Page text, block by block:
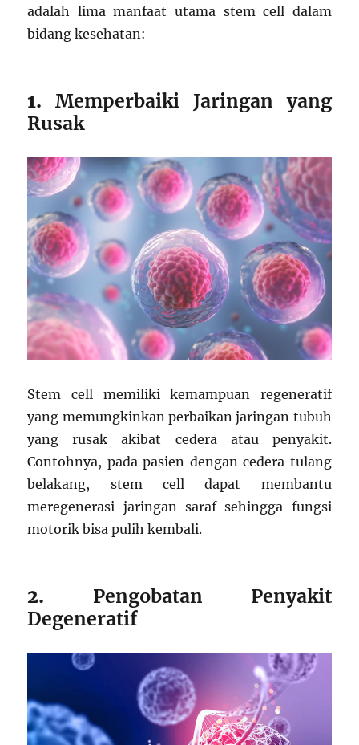
adalah lima manfaat utama stem cell dalam
bidang kesehatan:
1.Memperbaiki Jaringan yang
Rusak
Stem cell memiliki kemampuan regeneratif
yang memungkinkan perbaikan jaringan tubuh
yang rusak akibat cedera atau penyakit.
Contohnya, pada pasien dengan cedera tulang
belakang, stem cell dapat membantu
meregenerasi jaringan saraf sehingga fungsi
motorik bisa pulih kembali.
2. Pengobatan Penyakit
Degeneratif